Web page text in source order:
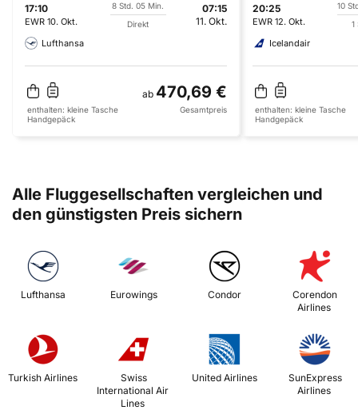
17:10
EWR 10. Okt.
8 Std. 05 Min.
Direkt
07:15
11. Okt.
Lufthansa
ab 470,69 €
enthalten: kleine Tasche
Handgepäck
Gesamtpreis
20:25
EWR 12. Okt.
10
1
Icelandair
enthalten: kleine Tasche
Handgepäck
Alle Fluggesellschaften vergleichen und
den günstigsten Preis sichern
Lufthansa Eurowings Condor
Corendon
Airlines
Turkish Airlines
International Air
Lines
United Airlines
Airlines